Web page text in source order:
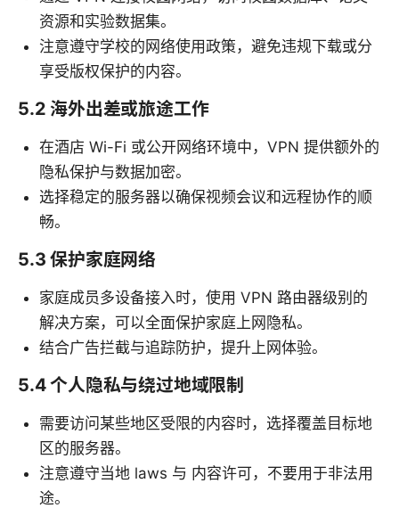
资源和实验数据集。
注意遵守学校的网络使用政策，避免违规下载或分
享受版权保护的内容。
5.2 海外出差或旅途工作
在酒店 Wi-Fi 或公开网络环境中，VPN 提供额外的
隐私保护与数据加密。
选择稳定的服务器以确保视频会议和远程协作的顺
畅。
5.3 保护家庭网络
家庭成员多设备接入时，使用 VPN 路由器级别的
解决方案，可以全面保护家庭上网隐私。
结合广告拦截与追踪防护，提升上网体验。
5.4 个人隐私与绕过地域限制
需要访问某些地区受限的内容时，选择覆盖目标地
区的服务器。
注意遵守当地 laws 与 内容许可，不要用于非法用
途。